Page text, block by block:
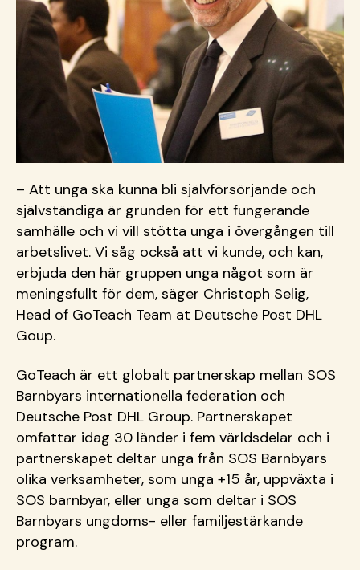
– Att unga ska kunna bli självförsörjande och
självständiga är grunden för ett fungerande
samhälle och vi vill stötta unga i övergången till
arbetslivet. Vi såg också att vi kunde, och kan,
erbjuda den här gruppen unga något som är
meningsfullt för dem, säger Christoph Selig,
Head of GoTeach Team at Deutsche Post DHL
Goup.
GoTeach är ett globalt partnerskap mellan SOS
Barnbyars internationella federation och
Deutsche Post DHL Group. Partnerskapet
omfattar idag 30 länder i fem världsdelar och i
partnerskapet deltar unga från SOS Barnbyars
olika verksamheter, som unga +15 år, uppväxta i
SOS barnbyar, eller unga som deltar i SOS
Barnbyars ungdoms- eller familjestärkande
program.